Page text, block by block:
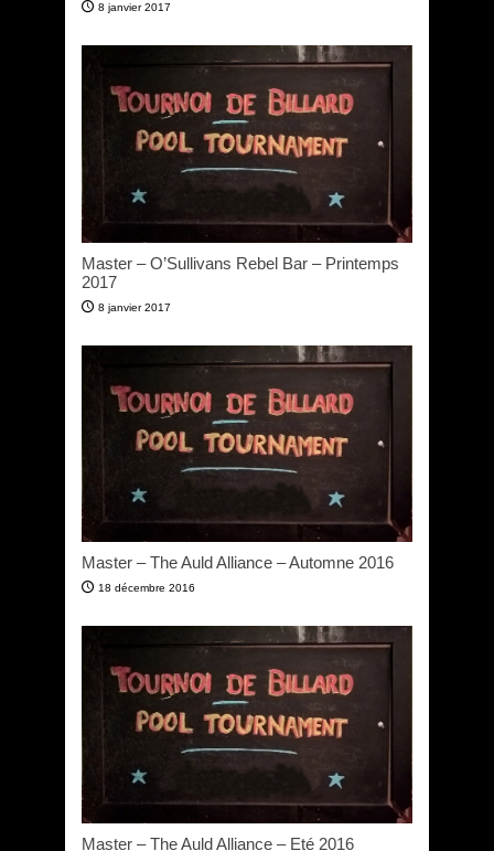
8 janvier 2017
Master – O’Sullivans Rebel Bar – Printemps
2017
8 janvier 2017
Master – The Auld Alliance – Automne 2016
18 décembre 2016
Master – The Auld Alliance – Eté 2016